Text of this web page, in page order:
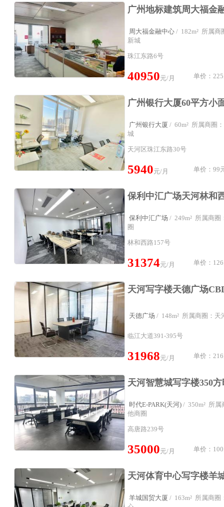
周大福金融中心 / 182m² 所属商
新城
珠江东路6号
40950元/月 单价：225
广州银行大厦 / 60m² 所属商圈
城
天河区珠江东路30号
5940元/月 单价：99
保利中汇广场 / 249m² 所属商圈
圈
林和西路157号
31374元/月 单价：126
天德广场 / 148m² 所属商圈：天
临江大道391-395号
31968元/月 单价：216
时代E-PARK(天河) / 350m² 所属
他商圈
高唐路239号
35000元/月 单价：100
羊城国贸大厦 / 163m² 所属商圈